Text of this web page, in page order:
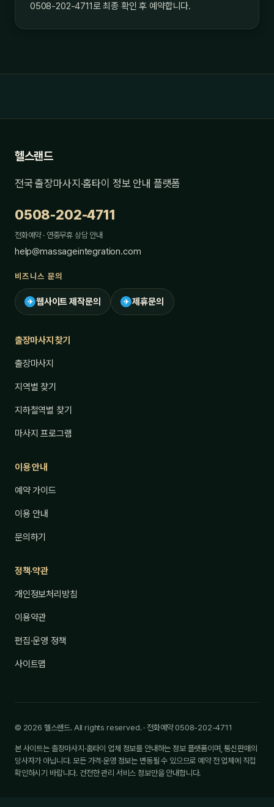
0508-202-4711로 최종 확인 후 예약합니다.
헬스랜드
전국 출장마사지·홈타이 정보 안내 플랫폼
0508-202-4711
전화예약 · 연중무휴 상담 안내
help@massageintegration.com
비즈니스 문의
✈ 웹사이트 제작문의 ✈ 제휴문의
출장마사지 찾기
출장마사지
지역별 찾기
지하철역별 찾기
마사지 프로그램
이용 안내
예약 가이드
이용 안내
문의하기
정책·약관
개인정보처리방침
이용약관
편집·운영 정책
사이트맵
© 2026 헬스랜드. All rights reserved. · 전화예약 0508-202-4711
본 사이트는 출장마사지·홈타이 업체 정보를 안내하는 정보 플랫폼이며, 통신판매의
당사자가 아닙니다. 모든 가격·운영 정보는 변동될 수 있으므로 예약 전 업체에 직접
확인하시기 바랍니다. 건전한 관리 서비스 정보만을 안내합니다.